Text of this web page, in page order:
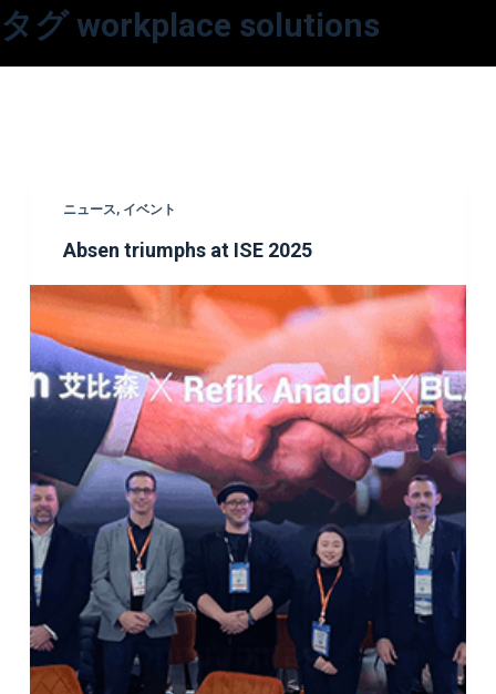
コ
プ
タグworkplace solutions
ニュース, イベント
Absen triumphs at ISE 2025